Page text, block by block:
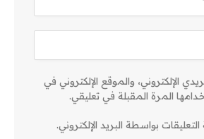
الإلكتروني، والموقع الإلكتروني في
المرة المقبلة في تعليقي.
بواسطة البريد الإلكتروني.